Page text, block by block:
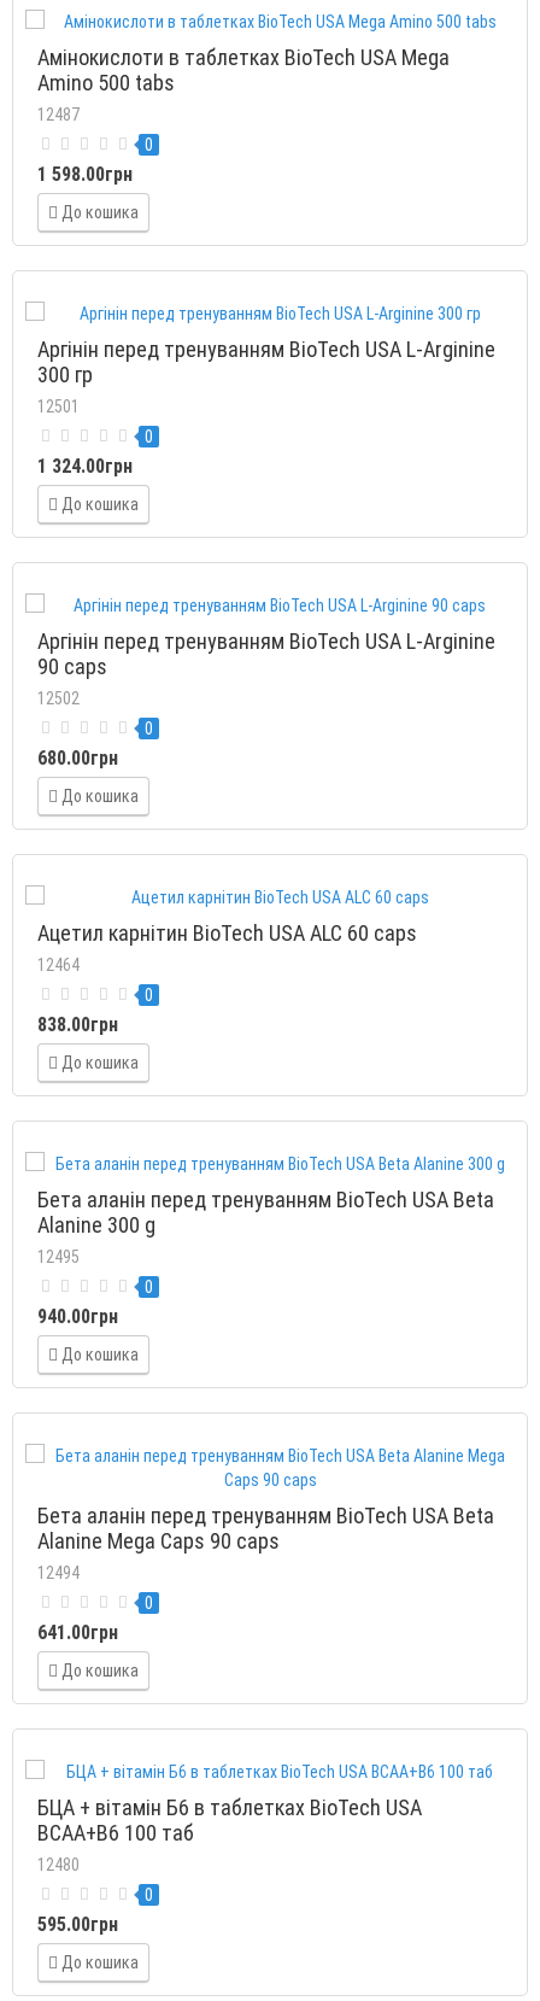
Амінокислоти в таблетках BioTech USA Mega
Amino 500 tabs
12487
0
1 598.00грн
До кошика
Аргінін перед тренуванням BioTech USA L-Arginine
300 гр
12501
0
1 324.00грн
До кошика
Аргінін перед тренуванням BioTech USA L-Arginine
90 caps
12502
0
680.00грн
До кошика
Ацетил карнітин BioTech USA ALC 60 caps
12464
0
838.00грн
До кошика
Бета аланін перед тренуванням BioTech USA Beta
Alanine 300 g
12495
0
940.00грн
До кошика
Бета аланін перед тренуванням BioTech USA Beta
Alanine Mega Caps 90 caps
12494
0
641.00грн
До кошика
БЦА + вітамін Б6 в таблетках BioTech USA
BCAA+B6 100 таб
12480
0
595.00грн
До кошика